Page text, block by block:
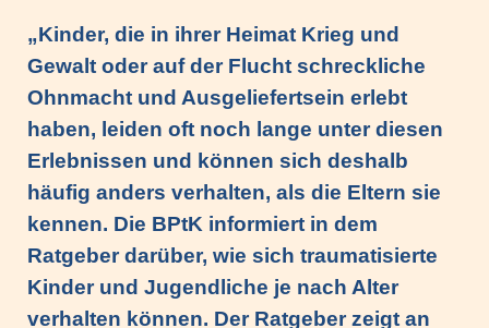
Zoommeeting VPK Geschäftsstelle & Träger von VPK
Jugendhilfeeinrichtungen
PODIUM 2024 + VPK Delegiertenversammlung in
Dresden
Heimleiter*innentreffen in Präsenz am 06.06.2024 in
Schwaben
Mitgliederversammlung des VPK Bayern e.V. am
12.03.2024
„Kinder, die in ihrer Heimat Krieg und
Gewalt oder auf der Flucht schreckliche
Ohnmacht und Ausgeliefertsein erlebt
haben, leiden oft noch lange unter diesen
Erlebnissen und können sich deshalb
häufig anders verhalten, als die Eltern sie
kennen. Die BPtK informiert in dem
Ratgeber darüber, wie sich traumatisierte
Kinder und Jugendliche je nach Alter
verhalten können. Der Ratgeber zeigt an